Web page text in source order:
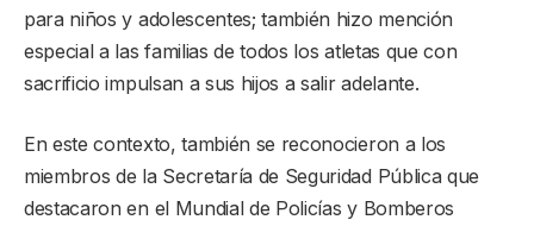
para niños y adolescentes; también hizo mención
especial a las familias de todos los atletas que con
sacrificio impulsan a sus hijos a salir adelante.
En este contexto, también se reconocieron a los
miembros de la Secretaría de Seguridad Pública que
destacaron en el Mundial de Policías y Bomberos